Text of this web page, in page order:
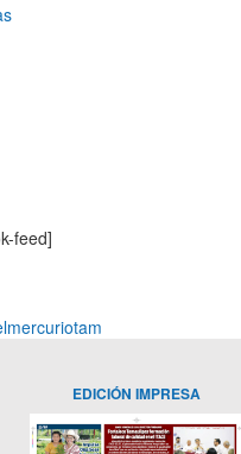
feed]
EDICIÓN IMPRESA